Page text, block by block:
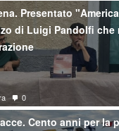
Presentato
di Luigi Pandolfi che
0
Cento anni per la